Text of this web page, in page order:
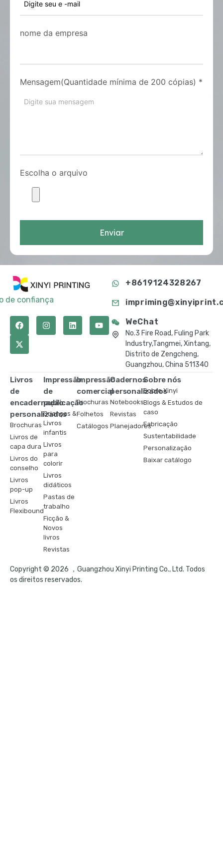
nome da empresa
Mensagem(Quantidade mínima de 200 cópias) *
Escolha o arquivo
Enviar
de confiança
+8619124328267
WeChat
No.3 Fire Road, Fuling Park
Industry,Tangmei, Xintang,
Distrito de Zengcheng,
Guangzhou, China 511340
Livros
de
encadernação
personalizados
Brochuras
Livros de
capa dura
Livros do
conselho
Livros
pop-up
Livros
Flexibound
Impressão
de
publicação
Crianças &
Livros
infantis
Livros
para
colorir
Livros
didáticos
Pastas de
trabalho
Ficção &
Novos
livros
Revistas
Impressão
comercial
Brochuras
Folhetos
Catálogos
Cadernos
personalizados
Notebooks
Revistas
Planejadores
Sobre nós
Sobre Xinyi
Blogs & Estudos de
caso
Fabricação
Sustentabilidade
Personalização
Baixar catálogo
Copyright © 2026 ，Guangzhou Xinyi Printing Co., Ltd. Todos
os direitos reservados.